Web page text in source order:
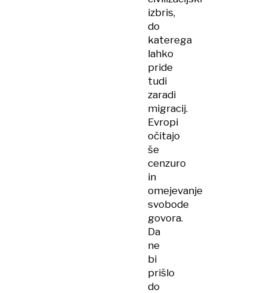
izbris,
do
katerega
lahko
pride
tudi
zaradi
migracij.
Evropi
očitajo
še
cenzuro
in
omejevanje
svobode
govora.
Da
ne
bi
prišlo
do